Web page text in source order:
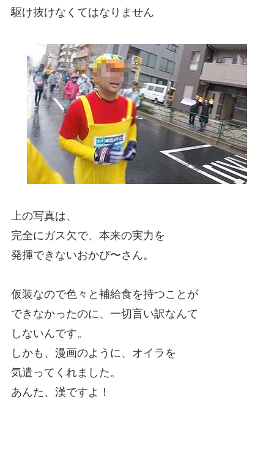
駆け抜けなくてはなりません
上の写真は、
完全にガス欠で、本来の実力を
発揮できないおかぴ〜さん。
仮装なので色々と補給食を持つことが
できなかったのに、一切言い訳なんて
しないんです。
しかも、漫画のように、オイラを
気遣ってくれました。
あんた、漢ですよ！